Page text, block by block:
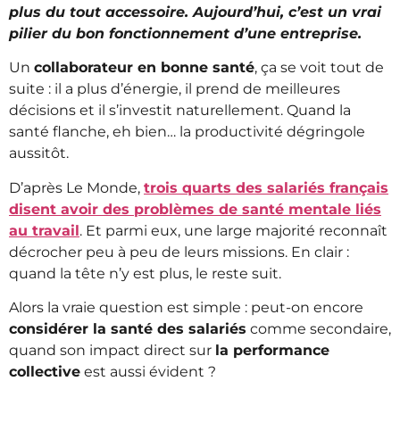
plus du tout accessoire. Aujourd’hui, c’est un vrai
pilier du bon fonctionnement d’une entreprise.
Un collaborateur en bonne santé, ça se voit tout de
suite : il a plus d’énergie, il prend de meilleures
décisions et il s’investit naturellement. Quand la
santé flanche, eh bien… la productivité dégringole
aussitôt.
D’après Le Monde, trois quarts des salariés français
disent avoir des problèmes de santé mentale liés
au travail. Et parmi eux, une large majorité reconnaît
décrocher peu à peu de leurs missions. En clair :
quand la tête n’y est plus, le reste suit.
Alors la vraie question est simple : peut-on encore
considérer la santé des salariés comme secondaire,
quand son impact direct sur la performance
collective est aussi évident ?